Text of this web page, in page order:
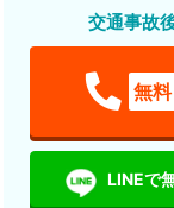
交通事故
無料
LINEで